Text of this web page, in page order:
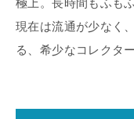
極上。長時間もふも
現在は流通が少なく
る、希少なコレクタ